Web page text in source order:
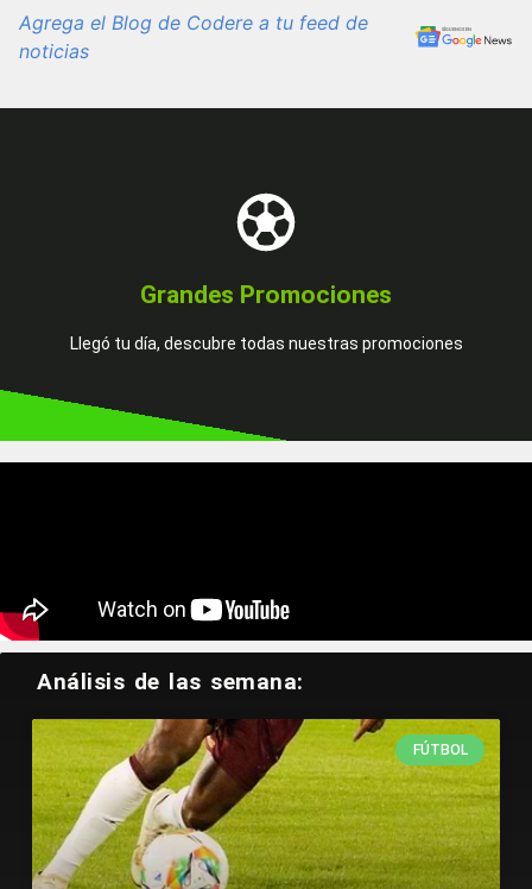
Agrega el Blog de Codere a tu feed de
noticias
Grandes Promociones
Llegó tu día, descubre todas nuestras promociones
¡Juégatela con nosotros!
Encuentra una increíble promoción, tenemos algo especial
Más Información
Tweets by CodereCO
Análisis de las semana:
FÚTBOL